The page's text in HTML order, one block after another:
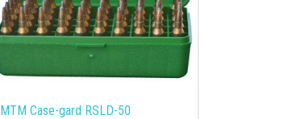
MTM Case-gard RSLD-50